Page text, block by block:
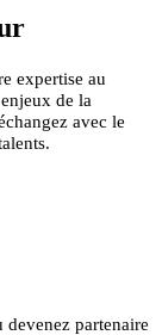
expertise au
de la
avec le
devenez partenaire